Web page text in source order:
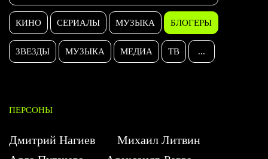
КИНО СЕРИАЛЫ МУЗЫКА БЛОГЕРЫ
ЗВЕЗДЫ МУЗЫКА МЕДИА ТВ ...
ПЕРСОНЫ
Дмитрий Нагиев
Михаил Литвин